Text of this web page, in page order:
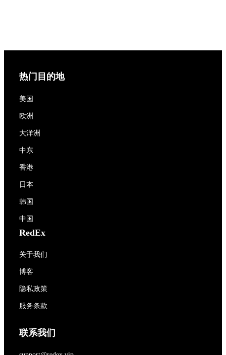
热门目的地
美国
欧洲
大洋洲
中东
香港
日本
韩国
中国
RedEx
关于我们
博客
隐私政策
服务条款
联系我们